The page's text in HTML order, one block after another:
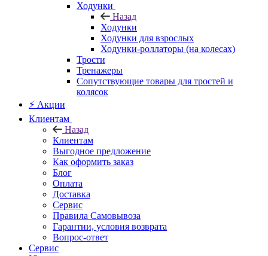
Ходунки
Назад
Ходунки
Ходунки для взрослых
Ходунки-роллаторы (на колесах)
Трости
Тренажеры
Сопутствующие товары для тростей и
колясок
⚡ Акции
Клиентам
Назад
Клиентам
Выгодное предложение
Как оформить заказ
Блог
Оплата
Доставка
Сервис
Правила Самовывоза
Гарантии, условия возврата
Вопрос-ответ
Сервис